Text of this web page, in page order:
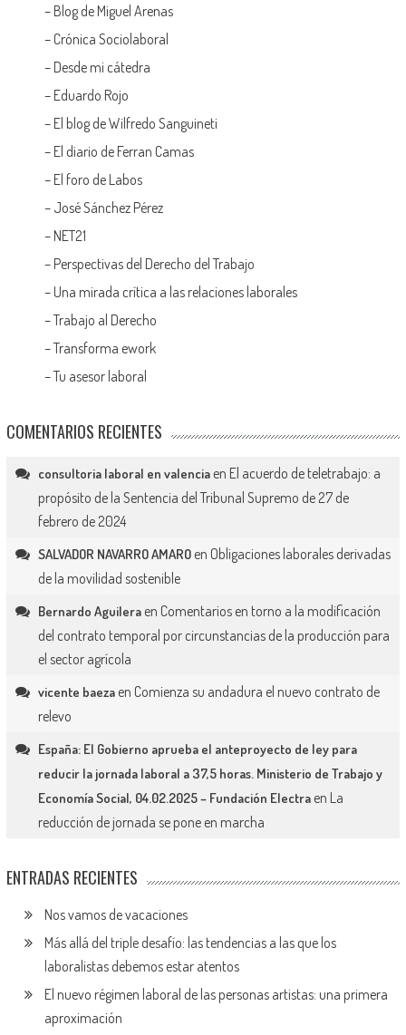
– Blog de Miguel Arenas
– Crónica Sociolaboral
– Desde mi cátedra
– Eduardo Rojo
– El blog de Wilfredo Sanguineti
– El diario de Ferran Camas
– El foro de Labos
– José Sánchez Pérez
– NET21
– Perspectivas del Derecho del Trabajo
– Una mirada crítica a las relaciones laborales
–Trabajo al Derecho
–Transforma ework
–Tu asesor laboral
COMENTARIOS RECIENTES
consultoria laboral en valenciaen El acuerdo de teletrabajo: a
propósito de la Sentencia del Tribunal Supremo de 27 de
febrero de 2024
SALVADOR NAVARRO AMAROen Obligaciones laborales derivadas
de la movilidad sostenible
Bernardo Aguileraen Comentarios en torno a la modificación
del contrato temporal por circunstancias de la producción para
el sector agrícola
vicente baezaen Comienza su andadura el nuevo contrato de
relevo
España: El Gobierno aprueba el anteproyecto de ley para
reducir la jornada laboral a 37,5 horas. Ministerio de Trabajo y
Economía Social, 04.02.2025 – Fundación Electraen La
reducción de jornada se pone en marcha
ENTRADAS RECIENTES
Nos vamos de vacaciones
Más allá del triple desafío: las tendencias a las que los
laboralistas debemos estar atentos
El nuevo régimen laboral de las personas artistas: una primera
aproximación